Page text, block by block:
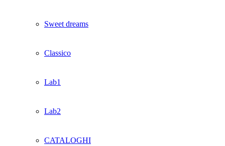
Sweet dreams
Classico
Lab1
Lab2
CATALOGHI